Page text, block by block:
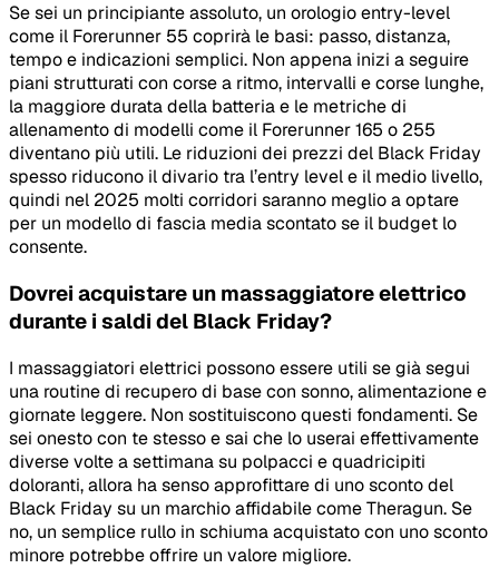
Se sei un principiante assoluto, un orologio entry-level
come il Forerunner 55 coprirà le basi: passo, distanza,
tempo e indicazioni semplici. Non appena inizi a seguire
piani strutturati con corse a ritmo, intervalli e corse lunghe,
la maggiore durata della batteria e le metriche di
allenamento di modelli come il Forerunner 165 o 255
diventano più utili. Le riduzioni dei prezzi del Black Friday
spesso riducono il divario tra l’entry level e il medio livello,
quindi nel 2025 molti corridori saranno meglio a optare
per un modello di fascia media scontato se il budget lo
consente.
Dovrei acquistare un massaggiatore elettrico
durante i saldi del Black Friday?
I massaggiatori elettrici possono essere utili se già segui
una routine di recupero di base con sonno, alimentazione e
giornate leggere. Non sostituiscono questi fondamenti. Se
sei onesto con te stesso e sai che lo userai effettivamente
diverse volte a settimana su polpacci e quadricipiti
doloranti, allora ha senso approfittare di uno sconto del
Black Friday su un marchio affidabile come Theragun. Se
no, un semplice rullo in schiuma acquistato con uno sconto
minore potrebbe offrire un valore migliore.